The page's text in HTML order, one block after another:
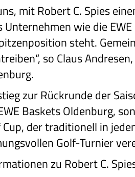
mit Robert C. Spies
wie die
steht.
so Claus
zur Rückrunde der
Baskets Oldenburg,
der traditionell in
Golf-Turnier
zu Robert C.